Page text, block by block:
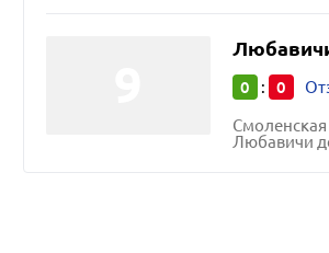
0 : 0
Любавичи